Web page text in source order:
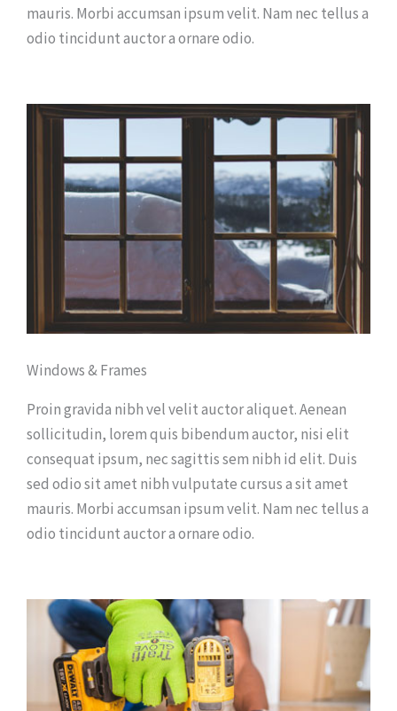
mauris. Morbi accumsan ipsum velit. Nam nec tellus a
odio tincidunt auctor a ornare odio.
Windows & Frames
Proin gravida nibh vel velit auctor aliquet. Aenean
sollicitudin, lorem quis bibendum auctor, nisi elit
consequat ipsum, nec sagittis sem nibh id elit. Duis
sed odio sit amet nibh vulputate cursus a sit amet
mauris. Morbi accumsan ipsum velit. Nam nec tellus a
odio tincidunt auctor a ornare odio.